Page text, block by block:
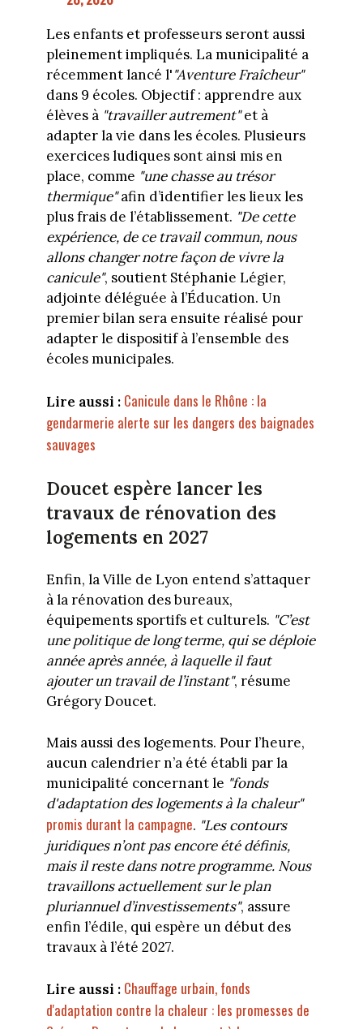
Les enfants et professeurs seront aussi
pleinement impliqués. La municipalité a
récemment lancé l'"Aventure Fraîcheur"
dans 9 écoles. Objectif : apprendre aux
élèves à "travailler autrement"et à
adapter la vie dans les écoles. Plusieurs
exercices ludiques sont ainsi mis en
place, comme "une chasse au trésor
thermique"afin d’identifier les lieux les
plus frais de l’établissement. "De cette
expérience, de ce travail commun, nous
allons changer notre façon de vivre la
canicule", soutient Stéphanie Légier,
adjointe déléguée à l’Éducation. Un
premier bilan sera ensuite réalisé pour
adapter le dispositif à l’ensemble des
écoles municipales.
Lire aussi : Canicule dans le Rhône : la
gendarmerie alerte sur les dangers des baignades
sauvages
Doucet espère lancer les
travaux de rénovation des
logements en 2027
Enfin, la Ville de Lyon entend s’attaquer
à la rénovation des bureaux,
équipements sportifs et culturels. "C’est
une politique de long terme, qui se déploie
année après année, à laquelle il faut
ajouter un travail de l’instant", résume
Grégory Doucet.
Mais aussi des logements. Pour l’heure,
aucun calendrier n’a été établi par la
municipalité concernant le "fonds
d'adaptation des logements à la chaleur"
promis durant la campagne. "Les contours
juridiques n’ont pas encore été définis,
mais il reste dans notre programme. Nous
travaillons actuellement sur le plan
pluriannuel d’investissements", assure
enfin l’édile, qui espère un début des
travaux à l’été 2027.
Lire aussi : Chauffage urbain, fonds
d'adaptation contre la chaleur : les promesses de